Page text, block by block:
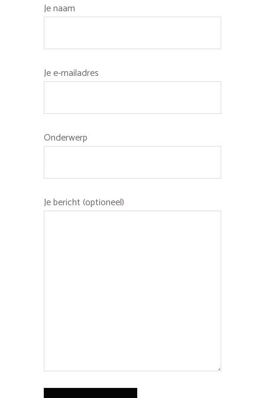
Je naam
Je e-mailadres
Onderwerp
Je bericht (optioneel)